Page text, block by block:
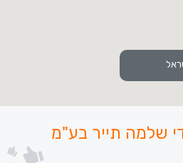
שלמה תייר בע"מ